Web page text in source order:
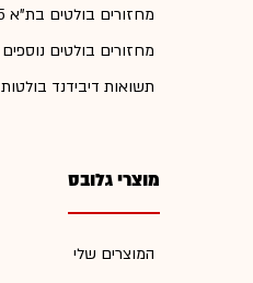
מחזורים בולטים בת"א 125
מחזורים בולטים נוספים
תשואות דיבידנד בולטות
מוצרי גלובס
המוצרים שלי